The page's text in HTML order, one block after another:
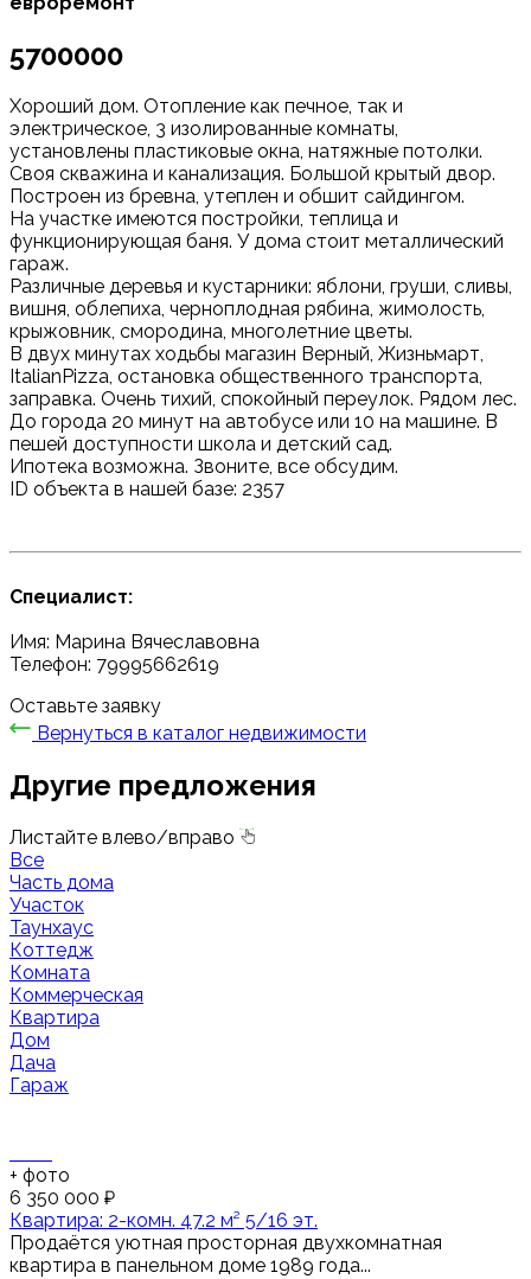
5700000
Хороший дом. Отопление как печное, так и
электрическое, 3 изолированные комнаты,
установлены пластиковые окна, натяжные потолки.
Своя скважина и канализация. Большой крытый двор.
Построен из бревна, утеплен и обшит сайдингом.
На участке имеются постройки, теплица и
функционирующая баня. У дома стоит металлический
гараж.
Различные деревья и кустарники: яблони, груши, сливы,
вишня, облепиха, черноплодная рябина, жимолость,
крыжовник, смородина, многолетние цветы.
В двух минутах ходьбы магазин Верный, Жизньмарт,
ItalianPizza, остановка общественного транспорта,
заправка. Очень тихий, спокойный переулок. Рядом лес.
До города 20 минут на автобусе или 10 на машине. В
пешей доступности школа и детский сад.
Ипотека возможна. Звоните, все обсудим.
ID объекта в нашей базе: 2357
Специалист:
Имя: Марина Вячеславовна
Телефон: 79995662619
Оставьте заявку
Вернуться в каталог недвижимости
Другие предложения
Листайте влево/вправо
Все
Часть дома
Участок
Таунхаус
Коттедж
Комната
Коммерческая
Квартира
Дом
Дача
Гараж
+ фото
6 350 000 ₽
Квартира: 2-комн. 47.2 м² 5/16 эт.
Продаётся уютная просторная двухкомнатная
квартира в панельном доме 1989 года...